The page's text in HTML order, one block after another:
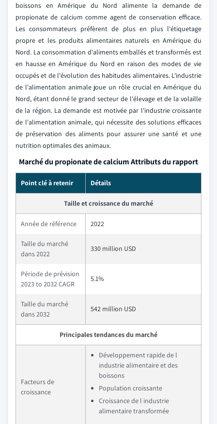
boissons en Amérique du Nord alimente la demande de
propionate de calcium comme agent de conservation efficace.
Les consommateurs préfèrent de plus en plus l'étiquetage
propre et les produits alimentaires naturels en Amérique du
Nord. La consommation d'aliments emballés et transformés est
en hausse en Amérique du Nord en raison des modes de vie
occupés et de l'évolution des habitudes alimentaires. L'industrie
de l'alimentation animale joue un rôle crucial en Amérique du
Nord, étant donné le grand secteur de l'élevage et de la volaille
de la région. La demande est motivée par l'industrie croissante
de l'alimentation animale, qui nécessite des solutions efficaces
de préservation des aliments pour assurer une santé et une
nutrition optimales des animaux.
Marché du propionate de calcium Attributs du rapport
Point clé à retenir Détails
Taille et croissance du marché
Année de référence 2022
Taille du marché
dans 2022
330 million USD
Période de prévision
2023 to 2032 CAGR
5.1%
Taille du marché
dans 2032
542 million USD
Principales tendances du marché
Facteurs de
croissance
Développement rapide de l
industrie alimentaire et des
boissons
Population croissante
Croissance de l industrie
alimentaire transformée